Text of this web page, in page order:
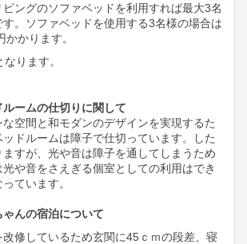
ングのソファベッドを利用すれば最大3名
す。ソファベッドを使用する3名様の場合は
かかります。
なります。
ルームの仕切りに関して
空間と和モダンのデザインを実現するた
ドルームは障子で仕切っています。した
すが、光や音は障子を通してしまうため
や音をさえぎる個室としての利用はでき
ています。
んの宿泊について
修しているため玄関に45 ｃｍの段差、寝